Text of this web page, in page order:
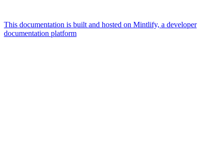
This documentation is built and hosted on Mintlify, a developer
documentation platform